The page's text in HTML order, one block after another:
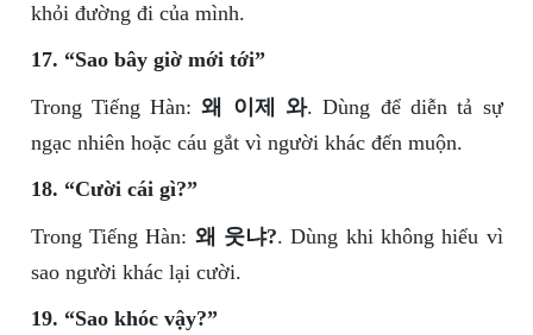
khỏi đường đi của mình.
17. “Sao bây giờ mới tới”
Trong Tiếng Hàn:왜 이제 와. Dùng để diễn tả sự
ngạc nhiên hoặc cáu gắt vì người khác đến muộn.
18. “Cười cái gì?”
Trong Tiếng Hàn: 왜 웃냐?. Dùng khi không hiểu vì
sao người khác lại cười.
19. “Sao khóc vậy?”